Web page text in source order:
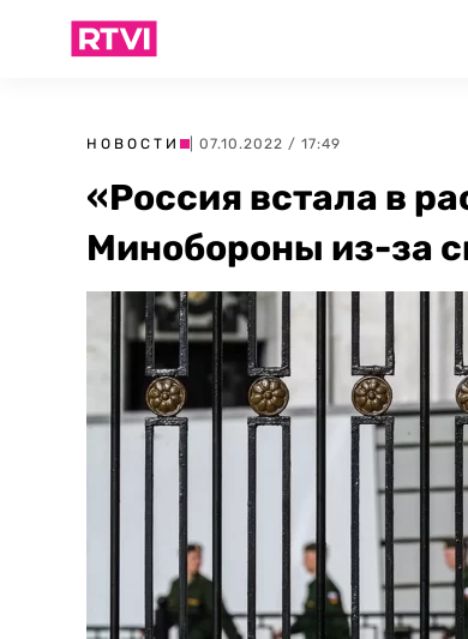
НОВОСТИ | 07.10.2022 / 17:49
«Россия встала в
Минобороны из-за